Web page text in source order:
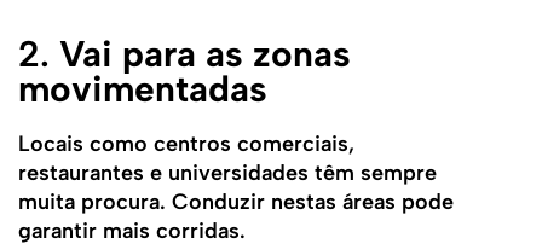
2. Vai para as zonas
movimentadas
Locais como centros comerciais,
restaurantes e universidades têm sempre
muita procura. Conduzir nestas áreas pode
garantir mais corridas.